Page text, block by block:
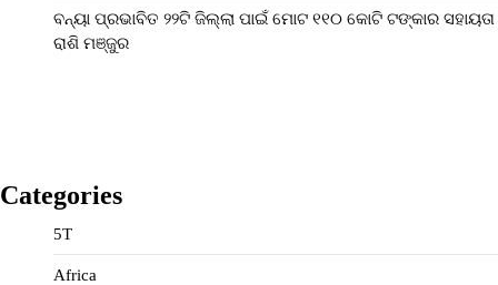
ବନ୍ୟା ପ୍ରଭାବିତ ୨୨ଟି ଜିଲ୍ଲା ପାଇଁ ମୋଟ ୧୧୦ କୋଟି ଟଙ୍କାର ସହାୟତା
ରାଶି ମଞ୍ଜୁର
Categories
5T
Africa